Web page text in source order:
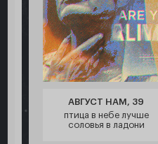
АВГУСТ НАМ, 39
птица в небе лучше
соловья в ладони